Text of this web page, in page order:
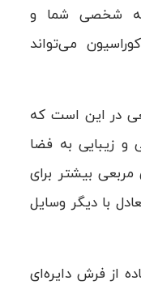
شخصی شما و
می‌تواند
در این است که
و زیبایی به فضا
بیشتر برای
با دیگر وسایل
از فرش دایره‌ای